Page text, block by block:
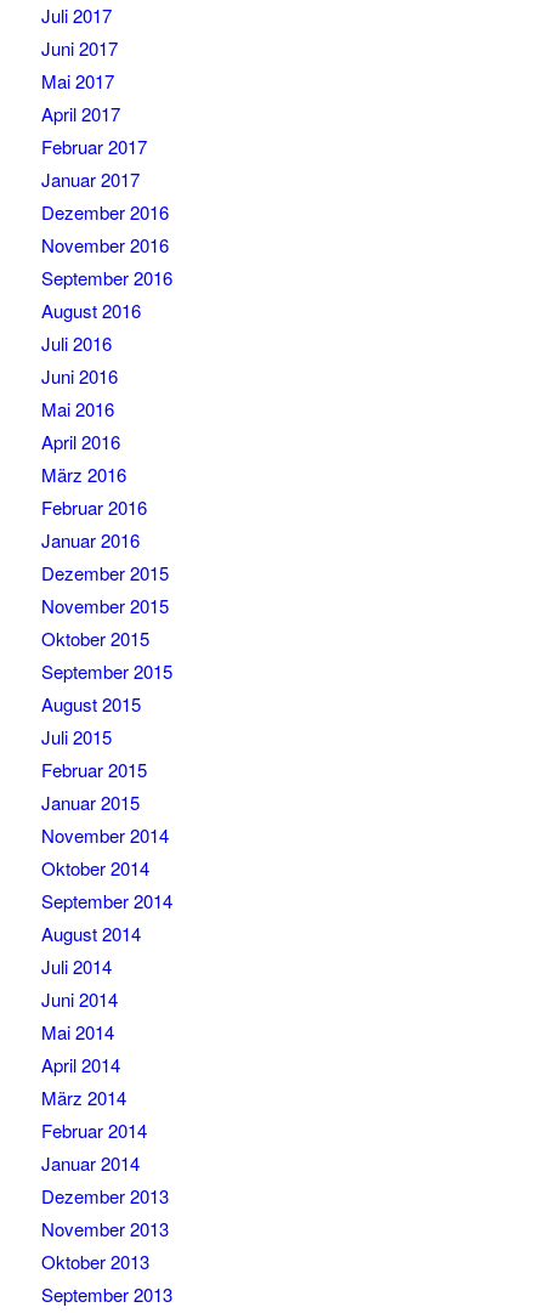
Juli 2017
Juni 2017
Mai 2017
April 2017
Februar 2017
Januar 2017
Dezember 2016
November 2016
September 2016
August 2016
Juli 2016
Juni 2016
Mai 2016
April 2016
März 2016
Februar 2016
Januar 2016
Dezember 2015
November 2015
Oktober 2015
September 2015
August 2015
Juli 2015
Februar 2015
Januar 2015
November 2014
Oktober 2014
September 2014
August 2014
Juli 2014
Juni 2014
Mai 2014
April 2014
März 2014
Februar 2014
Januar 2014
Dezember 2013
November 2013
Oktober 2013
September 2013